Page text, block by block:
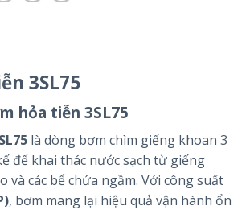
3SL75
hỏa tiễn 3SL75
là dòng bơm chìm giếng khoan 3
để khai thác nước sạch từ giếng
và các bể chứa ngầm. Với công suất
, bơm mang lại hiệu quả vận hành ổn